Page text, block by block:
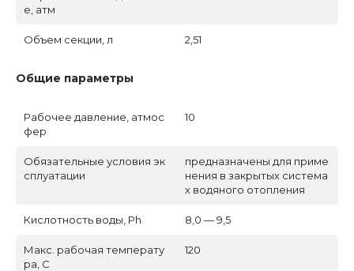
е, атм
Объем секции, л 2,51
Общие параметры
Рабочее давление, атмос
фер
10
Обязательные условия эк
сплуатации
предназначены для приме
нения в закрытых система
х водяного отопления
Кислотность воды, Ph 8,0 — 9,5
Макс. рабочая температу
ра, C
120